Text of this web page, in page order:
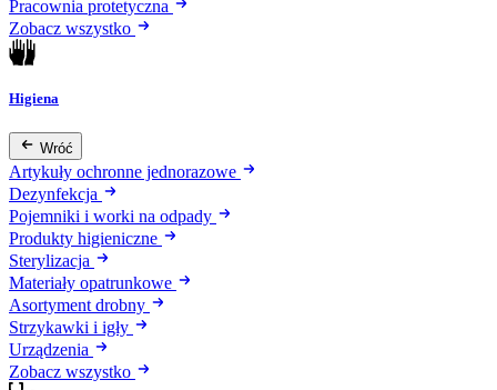
Pracownia protetyczna
Zobacz wszystko
Higiena
Wróć
Artykuły ochronne jednorazowe
Dezynfekcja
Pojemniki i worki na odpady
Produkty higieniczne
Sterylizacja
Materiały opatrunkowe
Asortyment drobny
Strzykawki i igły
Urządzenia
Zobacz wszystko